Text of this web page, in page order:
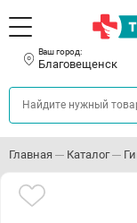
Ваш город:
Благовещенск
Главная Каталог